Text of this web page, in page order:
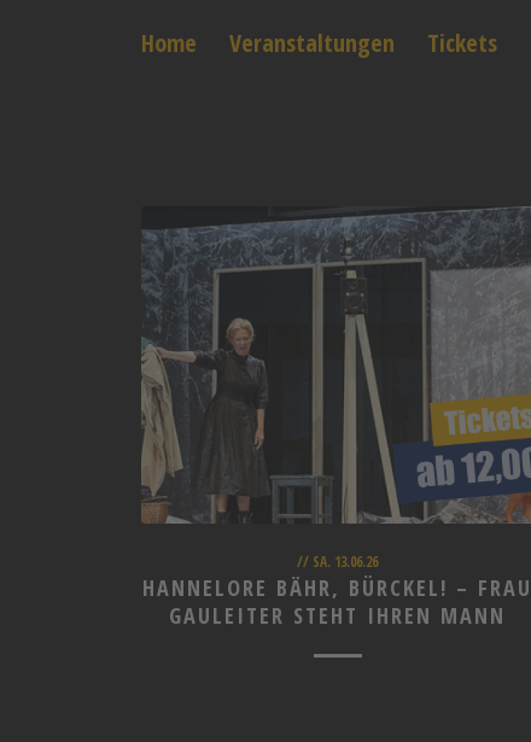
Home Veranstaltungen Tickets
// SA. 13.06.26
HANNELORE BÄHR, BÜRCKEL! – FRAU
GAULEITER STEHT IHREN MANN